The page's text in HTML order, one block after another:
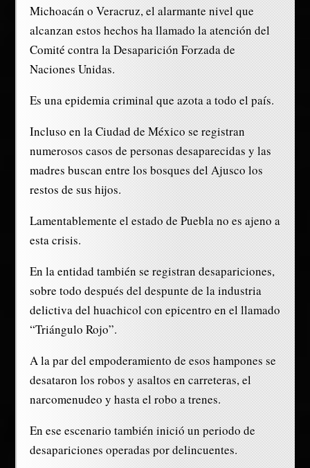
Michoacán o Veracruz, el alarmante nivel que
alcanzan estos hechos ha llamado la atención del
Comité contra la Desaparición Forzada de
Naciones Unidas.
Es una epidemia criminal que azota a todo el país.
Incluso en la Ciudad de México se registran
numerosos casos de personas desaparecidas y las
madres buscan entre los bosques del Ajusco los
restos de sus hijos.
Lamentablemente el estado de Puebla no es ajeno a
esta crisis.
En la entidad también se registran desapariciones,
sobre todo después del despunte de la industria
delictiva del huachicol con epicentro en el llamado
“Triángulo Rojo”.
A la par del empoderamiento de esos hampones se
desataron los robos y asaltos en carreteras, el
narcomenudeo y hasta el robo a trenes.
En ese escenario también inició un periodo de
desapariciones operadas por delincuentes.